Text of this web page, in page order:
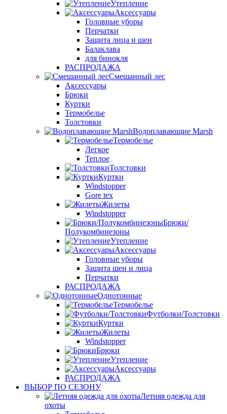
Утепление
Аксессуары
Головные уборы
Перчатки
Защита лица и шеи
Балаклава
для бинокля
РАСПРОДАЖА
Смешанный лес
Аксессуары
Брюки
Куртки
Термобелье
Толстовки
Водоплавающие Marsh
Термобелье
Легкое
Теплое
Толстовки
Куртки
Windstopper
Gore tex
Жилеты
Windstopper
Брюки/
Полукомбинезоны
Утепление
Аксессуары
Головные уборы
Защита шеи и лица
Перчатки
РАСПРОДАЖА
Однотонные
Термобелье
Футболки/Толстовки
Куртки
Жилеты
Windstopper
Брюки
Утепление
Аксессуары
РАСПРОДАЖА
ВЫБОР ПО СЕЗОНУ
Летняя одежда для
охоты